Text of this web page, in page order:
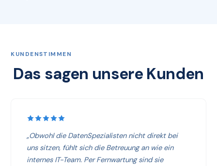
KUNDENSTIMMEN
Das sagen unsere Kunden
„Obwohl die DatenSpezialisten nicht direkt bei
uns sitzen, fühlt sich die Betreuung an wie ein
internes IT-Team. Per Fernwartung sind sie